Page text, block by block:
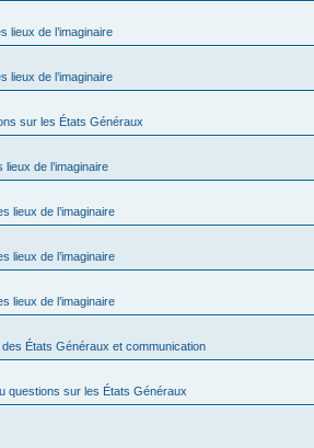
lieux de l’imaginaire
lieux de l’imaginaire
sur les États Généraux
lieux de l’imaginaire
lieux de l’imaginaire
lieux de l’imaginaire
lieux de l’imaginaire
États Généraux et communication
questions sur les États Généraux